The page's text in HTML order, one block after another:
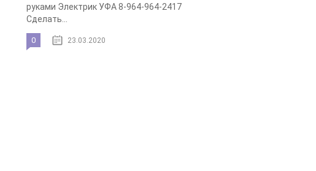
руками Электрик УФА 8-964-964-2417
Сделать...
0 23.03.2020